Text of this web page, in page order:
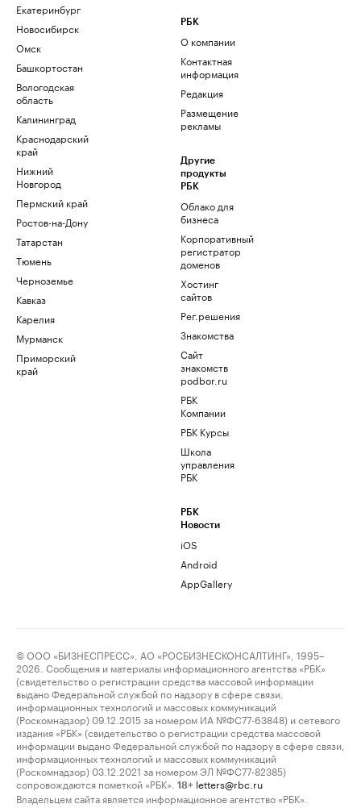
Екатеринбург
Новосибирск
Омск
Башкортостан
Вологодская
область
Калининград
Краснодарский
край
Нижний
Новгород
Пермский край
Ростов-на-Дону
Татарстан
Тюмень
Черноземье
Кавказ
Карелия
Мурманск
Приморский
край
РБК
О компании
Контактная
информация
Редакция
Размещение
рекламы
Другие
продукты
РБК
Облако для
бизнеса
Корпоративный
регистратор
доменов
Хостинг
сайтов
Рег.решения
Знакомства
Сайт
знакомств
podbor.ru
РБК
Компании
РБК Курсы
Школа
управления
РБК
РБК
Новости
iOS
Android
AppGallery
© ООО «БИЗНЕСПРЕСС», АО «РОСБИЗНЕСКОНСАЛТИНГ», 1995–
2026. Сообщения и материалы информационного агентства «РБК»
(свидетельство о регистрации средства массовой информации
выдано Федеральной службой по надзору в сфере связи,
информационных технологий и массовых коммуникаций
(Роскомнадзор) 09.12.2015 за номером ИА №ФС77-63848) и сетевого
издания «РБК» (свидетельство о регистрации средства массовой
информации выдано Федеральной службой по надзору в сфере связи,
информационных технологий и массовых коммуникаций
(Роскомнадзор) 03.12.2021 за номером ЭЛ №ФС77-82385)
сопровождаются пометкой «РБК».
18+ letters@rbc.ru
Владельцем сайта является информационное агентство «РБК».